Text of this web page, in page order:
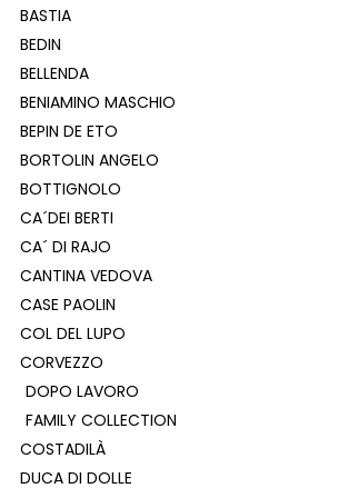
BASTIA
BEDIN
BELLENDA
BENIAMINO MASCHIO
BEPIN DE ETO
BORTOLIN ANGELO
BOTTIGNOLO
CA´DEI BERTI
CA´ DI RAJO
CANTINA VEDOVA
CASE PAOLIN
COL DEL LUPO
CORVEZZO
DOPO LAVORO
FAMILY COLLECTION
COSTADILÀ
DUCA DI DOLLE